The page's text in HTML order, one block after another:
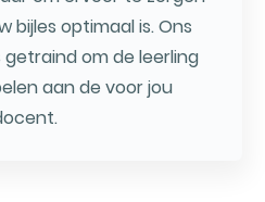
bijles optimaal is. Ons
getraind om de leerling
aan de voor jou